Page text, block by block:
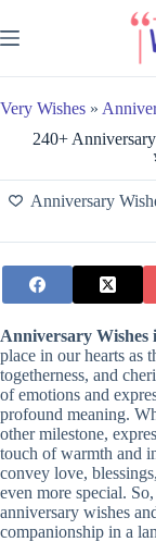
to
content
Very Wishes »
240+
Anniversary
Anniversary Wishes
place in our hearts as
togetherness, and
of emotions and
profound meaning.
other milestone,
touch of warmth and
convey love,
even more special.
anniversary wishes
companionship in a